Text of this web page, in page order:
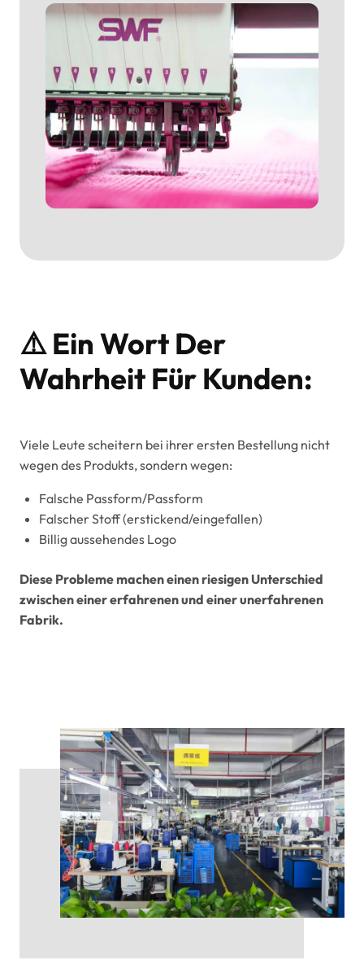
⚠️ Ein Wort Der
Wahrheit Für Kunden:
Viele Leute scheitern bei ihrer ersten Bestellung nicht
wegen des Produkts, sondern wegen:
Falsche Passform/Passform
Falscher Stoff (erstickend/eingefallen)
Billig aussehendes Logo
Diese Probleme machen einen riesigen Unterschied
zwischen einer erfahrenen und einer unerfahrenen
Fabrik.